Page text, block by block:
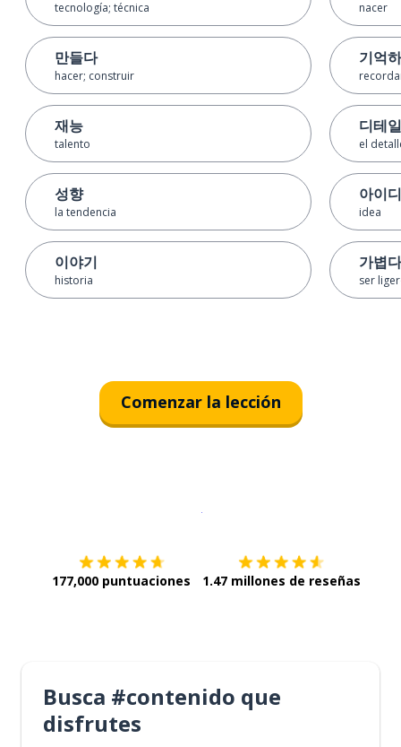
tecnología; técnica
만들다
hacer; construir
재능
talento
성향
la tendencia
이야기
historia
nacer
기억
디테일
el
아이
idea
가볍다
ser
Comenzar la lección
177,000 puntuaciones 1.47 millones de reseñas
Busca #contenido que
disfrutes